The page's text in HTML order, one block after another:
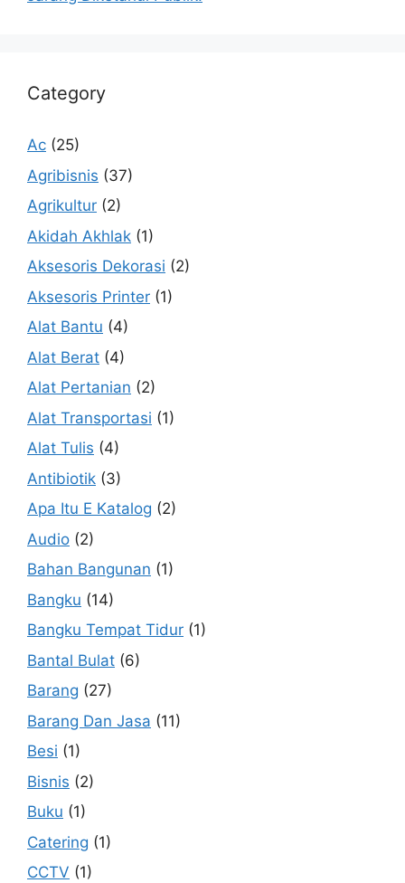
Category
Ac (25)
Agribisnis (37)
Agrikultur (2)
Akidah Akhlak (1)
Aksesoris Dekorasi (2)
Aksesoris Printer (1)
Alat Bantu (4)
Alat Berat (4)
Alat Pertanian (2)
Alat Transportasi (1)
Alat Tulis (4)
Antibiotik (3)
Apa Itu E Katalog (2)
Audio (2)
Bahan Bangunan (1)
Bangku (14)
Bangku Tempat Tidur (1)
Bantal Bulat (6)
Barang (27)
Barang Dan Jasa (11)
Besi (1)
Bisnis (2)
Buku (1)
Catering (1)
CCTV (1)